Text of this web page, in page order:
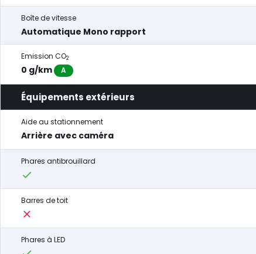
Boîte de vitesse
Automatique Mono rapport
Emission CO2
0 g/km A
Équipements extérieurs
Aide au stationnement
Arrière avec caméra
Phares antibrouillard
Barres de toit
Phares à LED